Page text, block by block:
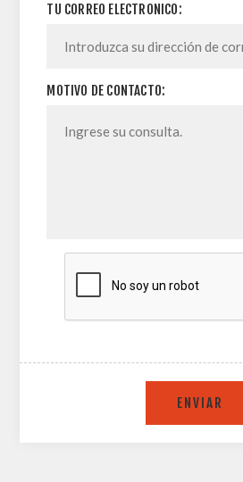
TU CORREO ELECTRONICO:
MOTIVO DE CONTACTO:
ENVIAR